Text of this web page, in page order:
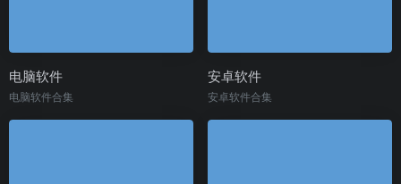
电脑软件
电脑软件合集
安卓软件
安卓软件合集